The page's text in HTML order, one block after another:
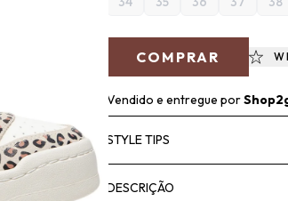
COMPRAR
Vendido e entregue por
STYLE TIPS
DESCRIÇÃO